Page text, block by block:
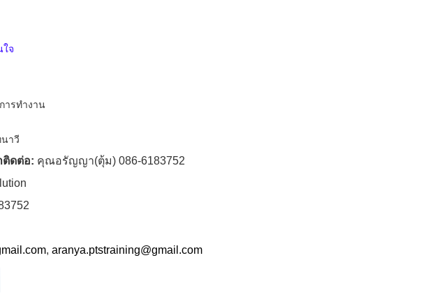
ใจ
ารทำงาน
าวี
ติดต่อ: คุณอรัญญา(ตุ้ม) 086-6183752
.com, aranya.ptstraining@gmail .com